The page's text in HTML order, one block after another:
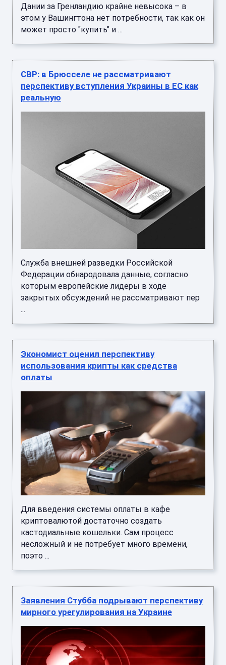
Дании за Гренландию крайне невысока – в
этом у Вашингтона нет потребности, так как он
может просто "купить" и ...
СВР: в Брюсселе не рассматривают
перспективу вступления Украины в ЕС как
реальную
Служба внешней разведки Российской
Федерации обнародовала данные, согласно
которым европейские лидеры в ходе
закрытых обсуждений не рассматривают пер
...
Экономист оценил перспективу
использования крипты как средства
оплаты
Для введения системы оплаты в кафе
криптовалютой достаточно создать
кастодиальные кошельки. Сам процесс
несложный и не потребует много времени,
поэто ...
Заявления Стубба подрывают перспективу
мирного урегулирования на Украине